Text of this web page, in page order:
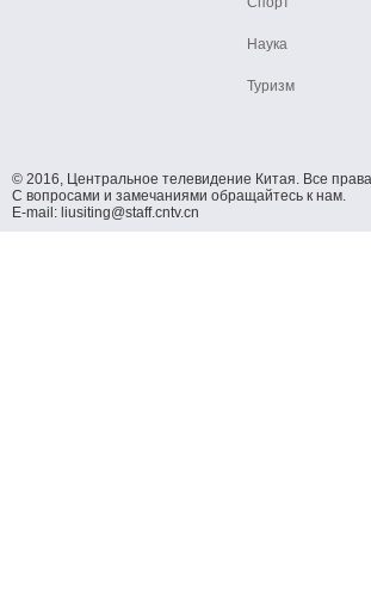
Наука
Туризм
© 2016, Центральное телевидение Китая. Все
С вопросами и замечаниями обращайтесь к нам.
E-mail: liusiting@staff.cntv.cn